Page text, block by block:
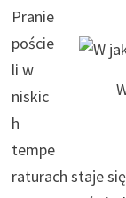
Pranie
poście
li w
niskic
h
tempe
raturach staje